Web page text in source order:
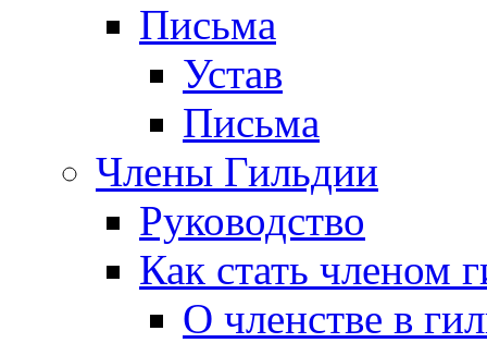
Письма
Устав
Письма
Члены Гильдии
Руководство
Как стать членом
О членстве в